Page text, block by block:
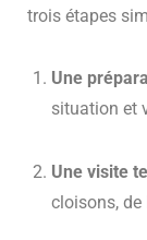
trois étapes
Une
situation et
Une visite
cloisons, de